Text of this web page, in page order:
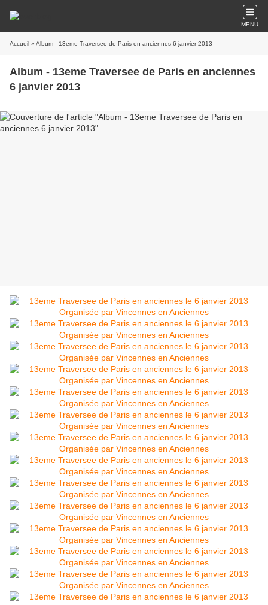
MENU
Accueil » Album - 13eme Traversee de Paris en anciennes 6 janvier 2013
Album - 13eme Traversee de Paris en anciennes
6 janvier 2013